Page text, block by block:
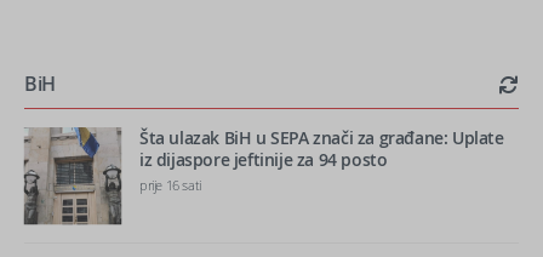
BiH
Šta ulazak BiH u SEPA znači za građane: Uplate
iz dijaspore jeftinije za 94 posto
prije 16 sati